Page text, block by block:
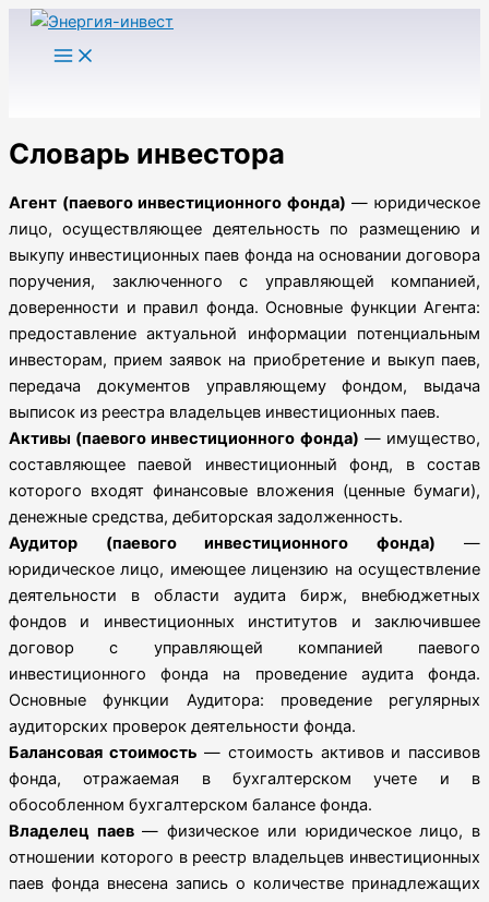
Перейти
Словарь инвестора
Агент (паевого инвестиционного фонда) — юридическое
лицо, осуществляющее деятельность по размещению и
выкупу инвестиционных паев фонда на основании договора
поручения, заключенного с управляющей компанией,
доверенности и правил фонда. Основные функции Агента:
предоставление актуальной информации потенциальным
инвесторам, прием заявок на приобретение и выкуп паев,
передача документов управляющему фондом, выдача
выписок из реестра владельцев инвестиционных паев.
Активы (паевого инвестиционного фонда) — имущество,
составляющее паевой инвестиционный фонд, в состав
которого входят финансовые вложения (ценные бумаги),
денежные средства, дебиторская задолженность.
Аудитор (паевого инвестиционного фонда) —
юридическое лицо, имеющее лицензию на осуществление
деятельности в области аудита бирж, внебюджетных
фондов и инвестиционных институтов и заключившее
договор с управляющей компанией паевого
инвестиционного фонда на проведение аудита фонда.
Основные функции Аудитора: проведение регулярных
аудиторских проверок деятельности фонда.
Балансовая стоимость — стоимость активов и пассивов
фонда, отражаемая в бухгалтерском учете и в
обособленном бухгалтерском балансе фонда.
Владелец паев— физическое или юридическое лицо, в
отношении которого в реестр владельцев инвестиционных
паев фонда внесена запись о количестве принадлежащих